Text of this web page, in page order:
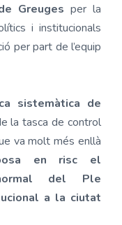
Greuges per la
i institucionals
per part de l’equip
sistemàtica de
la tasca de control
va molt més enllà
en risc el
del Ple
a la ciutat